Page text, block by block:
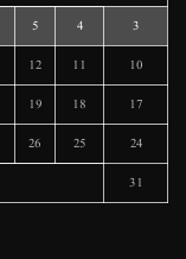
3
4
5
10
11
12
17
18
19
24
25
26
31